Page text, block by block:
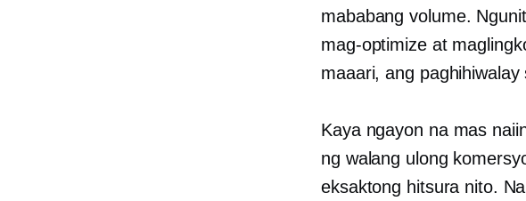
mababang volume.
mag-optimize at
maaari, ang
Kaya ngayon na mas
ng walang ulong
eksaktong hitsura nito.